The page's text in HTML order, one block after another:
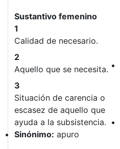
Sustantivo femenino
1
Calidad de necesario.
2
Aquello que se necesita.
3
Situación de carencia o
escasez de aquello que
ayuda a la subsistencia.
Sinónimo: apuro